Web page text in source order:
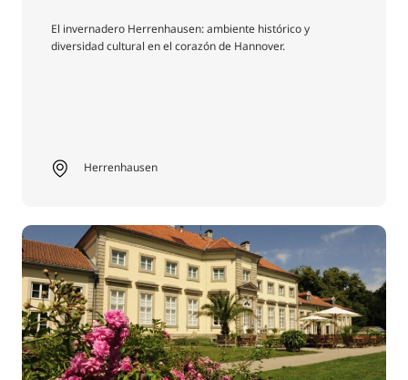
El invernadero Herrenhausen: ambiente histórico y
diversidad cultural en el corazón de Hannover.
Herrenhausen